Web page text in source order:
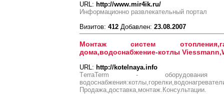
URL: http://www.mir4ik.ru/
Информационно развлекательный портал
Визитов: 412 Добавлен: 23.08.2007
Монтаж систем
дома,водоснабжение-котлы
URL: http://kotelnaya.info
ТerraTerm -
Продажа,доставка,монтаж.Консультации.